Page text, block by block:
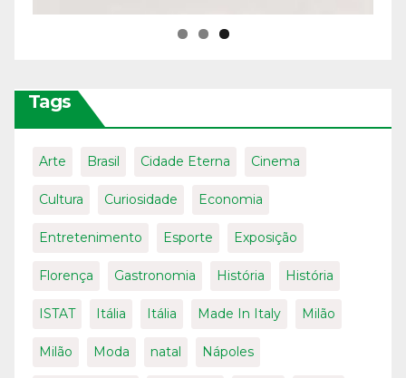
Tags
Arte Brasil Cidade Eterna Cinema
Cultura Curiosidade Economia
Entretenimento Esporte Exposição
Florença Gastronomia História História
ISTAT Itália Itália Made In Italy Milão
Milão Moda natal Nápoles